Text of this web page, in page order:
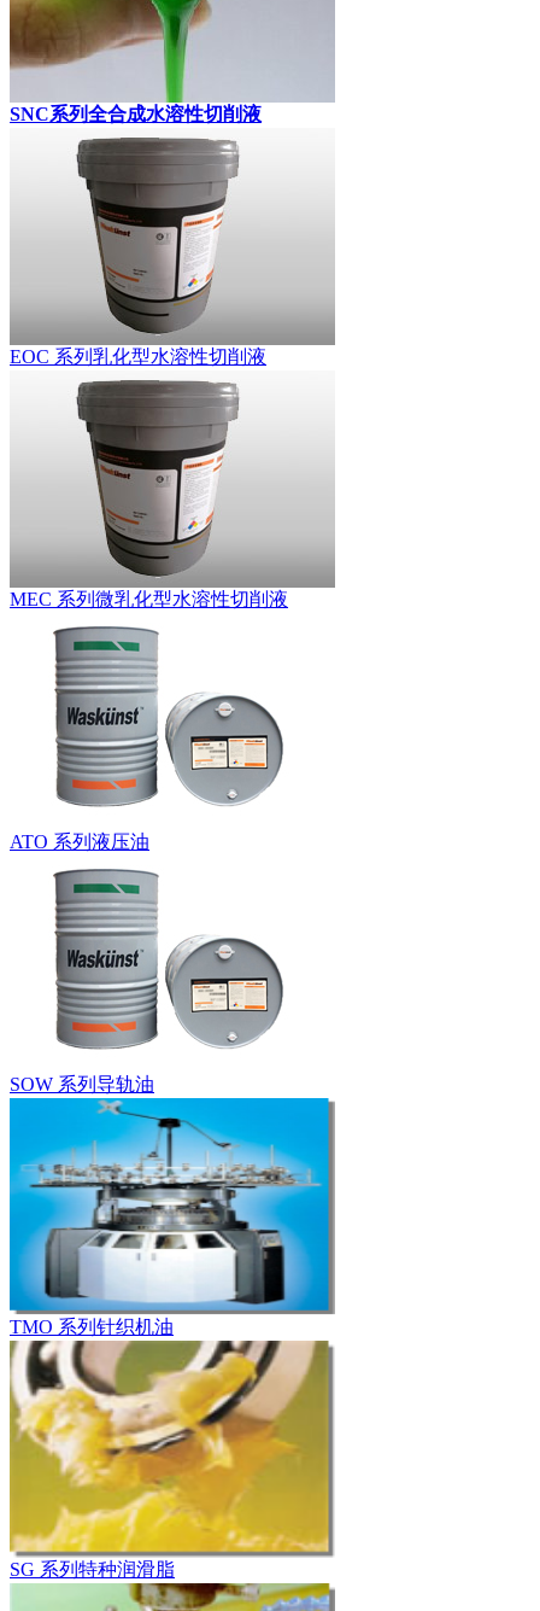
SNC系列全合成水溶性切削液
EOC 系列乳化型水溶性切削液
MEC 系列微乳化型水溶性切削液
ATO 系列液压油
SOW 系列导轨油
TMO 系列针织机油
SG 系列特种润滑脂